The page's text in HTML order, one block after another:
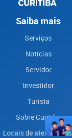
Saiba mais
Serviços
Notícias
Servidor
Investidor
Turista
Sobre Curitiba
Locais de atendimento